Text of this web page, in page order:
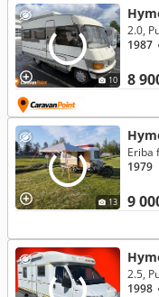
10 8
2.0,
1987
13 9
Eriba
1979
2.5,
1998